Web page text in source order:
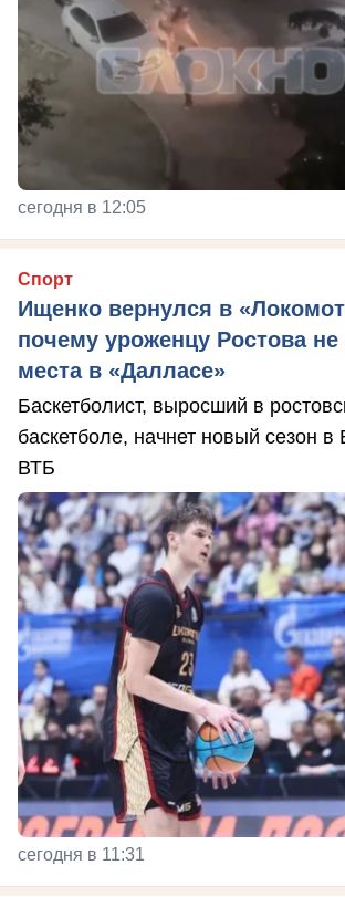
сегодня в 12:05
Спорт
Ищенко вернулся в
почему уроженцу Ростова
места в «Далласе»
Баскетболист, выросший в
баскетболе, начнет новый сезон в
ВТБ
сегодня в 11:31